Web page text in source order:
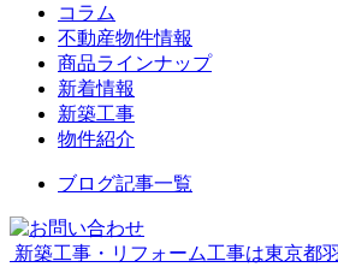
コラム
不動産物件情報
商品ラインナップ
新着情報
新築工事
物件紹介
ブログ記事一覧
新築工事・リフォーム工事は東京都